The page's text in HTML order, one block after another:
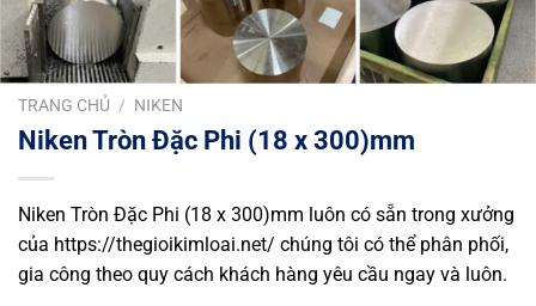
TRANG CHỦ / NIKEN
Niken Tròn Đặc Phi (18 x 300)mm
Niken Tròn Đặc Phi (18 x 300)mm luôn có sẵn trong xưởng
của https://thegioikimloai.net/ chúng tôi có thể phân phối,
gia công theo quy cách khách hàng yêu cầu ngay và luôn.